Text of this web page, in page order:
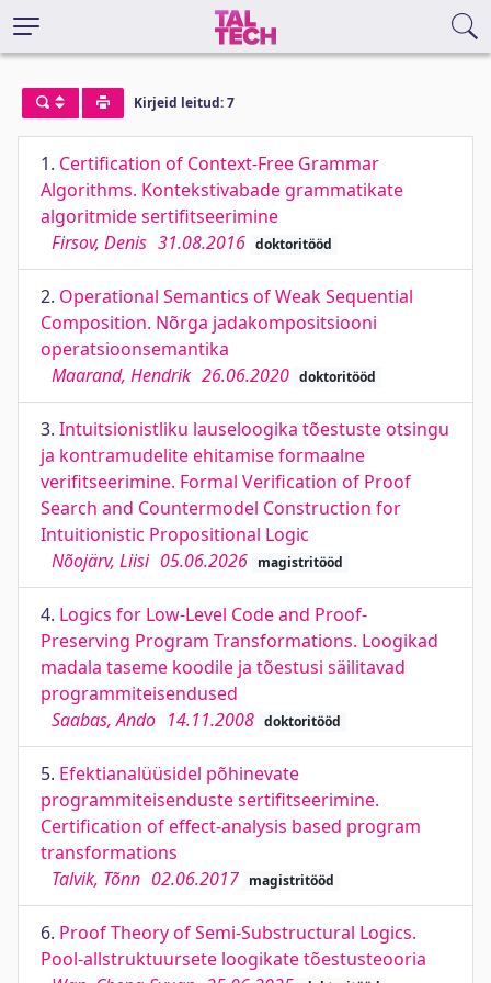
Kirjeid leitud: 7
1. Certification of Context-Free Grammar
Algorithms. Kontekstivabade grammatikate
algoritmide sertifitseerimine
Firsov, Denis 31.08.2016 doktoritööd
2. Operational Semantics of Weak Sequential
Composition. Nõrga jadakompositsiooni
operatsioonsemantika
Maarand, Hendrik 26.06.2020 doktoritööd
3. Intuitsionistliku lauseloogika tõestuste otsingu
ja kontramudelite ehitamise formaalne
verifitseerimine. Formal Verification of Proof
Search and Countermodel Construction for
Intuitionistic Propositional Logic
Nõojärv, Liisi 05.06.2026 magistritööd
4. Logics for Low-Level Code and Proof-
Preserving Program Transformations. Loogikad
madala taseme koodile ja tõestusi säilitavad
programmiteisendused
Saabas, Ando 14.11.2008 doktoritööd
5. Efektianalüüsidel põhinevate
programmiteisenduste sertifitseerimine.
Certification of effect-analysis based program
transformations
Talvik, Tõnn 02.06.2017 magistritööd
6. Proof Theory of Semi-Substructural Logics.
Pool-allstruktuursete loogikate tõestusteooria